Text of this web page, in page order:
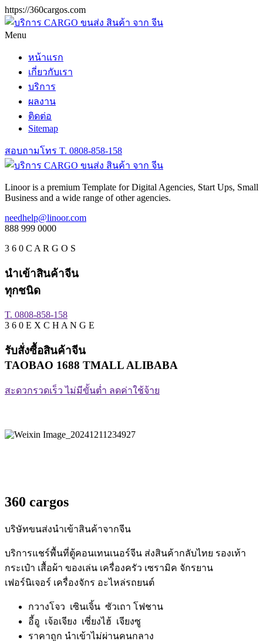
https://360cargos.com
Menu
หน้าแรก
เกี่ยวกับเรา
บริการ
ผลงาน
ติดต่อ
Sitemap
สอบถามโทร T. 0808-858-158
Linoor is a premium Template for Digital Agencies, Start Ups, Small
Business and a wide range of other agencies.
needhelp@linoor.com
888 999 0000
3 6 0 C A R G O S
นำเข้าสินค้าจีน
ทุกชนิด
T. 0808-858-158
3 6 0 E X C H A N G E
รับสั่งซื้อสินค้าจีน
TAOBAO 1688 TMALL ALIBABA
สะดวกรวดเร็ว ไม่มีขั้นต่ำ ลดค่าใช้จ้าย
360 cargos
บริษัทขนส่งนําเข้าสินค้าจากจีน
บริการแชร์พื้นที่ตู้คอนเทนเนอร์จีน ส่งสินค้ากลับไทย รองเท้า
กระเป๋า เสื้อผ้า ของเล่น เครื่องครัว เซรามิค จักรยาน
เฟอร์นิเจอร์ เครื่องจักร อะไหล่รถยนต์
กวางโจว เซินเจิ้น ซัวเถา โฟชาน
อี้อู เจ้อเจียง เซี่ยงไฮ้ เจียงซู
ราคาถูก นำเข้าไม่ผ่านคนกลาง